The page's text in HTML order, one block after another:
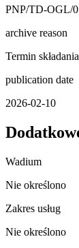
PNP/TD-OGL/
archive reason
Termin
publication date
2026-02-10
Wadium
Nie określono
Zakres usług
Nie określono